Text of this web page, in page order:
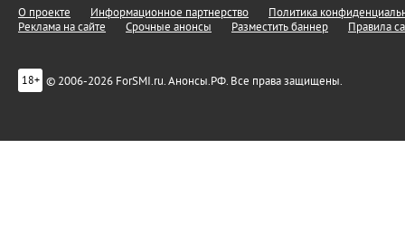
О проекте Информационное партнерство
Политика
Реклама на сайте
Срочные анонсы Разместить баннер Правила
18+ © 2006-2026 ForSMI.ru. Анонсы.РФ. Все права защищены.